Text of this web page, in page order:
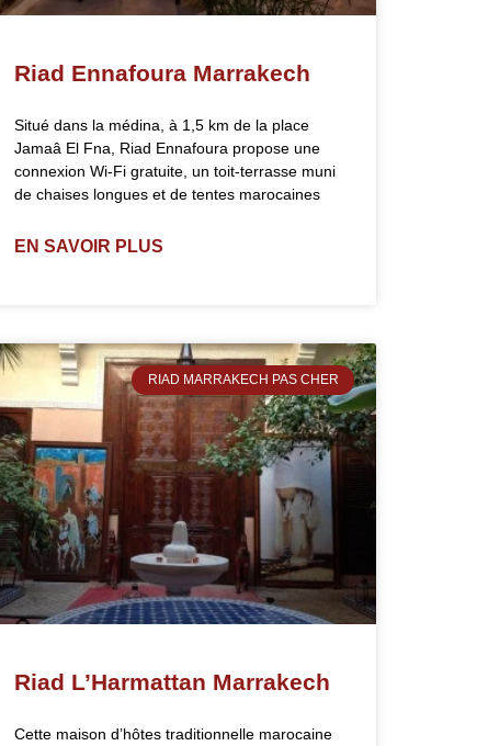
Riad Ennafoura Marrakech
Situé dans la médina, à 1,5 km de la place
Jamaâ El Fna, Riad Ennafoura propose une
connexion Wi-Fi gratuite, un toit-terrasse muni
de chaises longues et de tentes marocaines
EN SAVOIR PLUS
RIAD MARRAKECH PAS CHER
Riad L’Harmattan Marrakech
Cette maison d’hôtes traditionnelle marocaine